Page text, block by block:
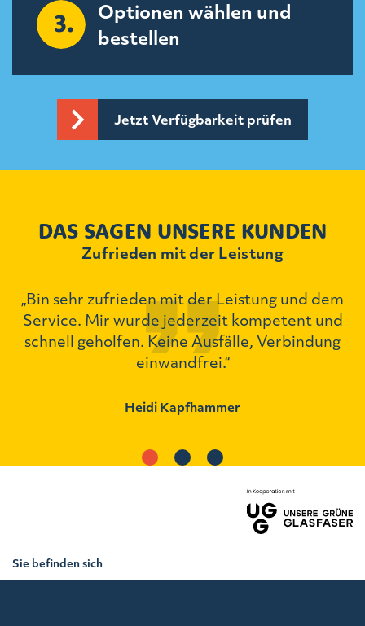
Optionen wählen und
bestellen
Jetzt Verfügbarkeit prüfen
DAS SAGEN UNSERE KUNDEN
Zufrieden mit der Leistung
„Bin sehr zufrieden mit der Leistung und dem
Service. Mir wurde jederzeit kompetent und
schnell geholfen. Keine Ausfälle, Verbindung
einwandfrei.“
Heidi Kapfhammer
Sie befinden sich